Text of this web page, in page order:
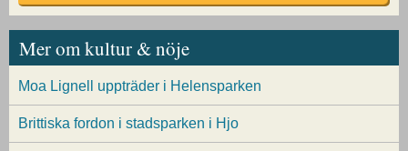
Mer om kultur & nöje
Moa Lignell uppträder i Helensparken
Brittiska fordon i stadsparken i Hjo